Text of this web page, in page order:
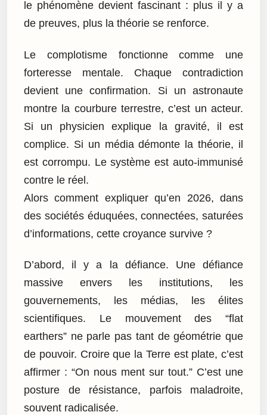
le phénomène devient fascinant : plus il y a
de preuves, plus la théorie se renforce.
Le complotisme fonctionne comme une
forteresse mentale. Chaque contradiction
devient une confirmation. Si un astronaute
montre la courbure terrestre, c’est un acteur.
Si un physicien explique la gravité, il est
complice. Si un média démonte la théorie, il
est corrompu. Le système est auto-immunisé
contre le réel.
Alors comment expliquer qu’en 2026, dans
des sociétés éduquées, connectées, saturées
d’informations, cette croyance survive ?
D’abord, il y a la défiance. Une défiance
massive envers les institutions, les
gouvernements, les médias, les élites
scientifiques. Le mouvement des “flat
earthers” ne parle pas tant de géométrie que
de pouvoir. Croire que la Terre est plate, c’est
affirmer : “On nous ment sur tout.” C’est une
posture de résistance, parfois maladroite,
souvent radicalisée.